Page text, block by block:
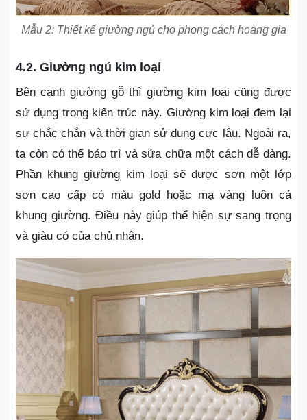
Mẫu 2: Thiết kế giường ngủ cho phong cách hoàng gia
4.2. Giường ngủ kim loại
Bên cạnh giường gỗ thì giường kim loại cũng được
sử dụng trong kiến trúc này. Giường kim loại đem lại
sự chắc chắn và thời gian sử dụng cực lâu. Ngoài ra,
ta còn có thể bảo trì và sửa chữa một cách dễ dàng.
Phần khung giường kim loại sẽ được sơn một lớp
sơn cao cấp có màu gold hoặc mạ vàng luôn cả
khung giường. Điều này giúp thể hiện sự sang trọng
và giàu có của chủ nhân.